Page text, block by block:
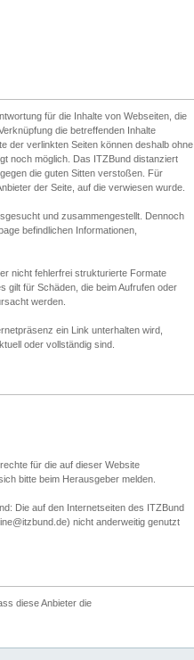
für die Inhalte von Webseiten, die
die betreffenden Inhalte
der verlinkten Seiten können deshalb ohne
noch möglich. Das ITZBund distanziert
die guten Sitten verstoßen. Für
der Seite, auf die verwiesen wurde.
und zusammengestellt. Dennoch
befindlichen Informationen,
nicht fehlerfrei strukturierte Formate
gilt für Schäden, die beim Aufrufen oder
werden.
ein Link unterhalten wird,
oder vollständig sind.
für die auf dieser Website
bitte beim Herausgeber melden.
Die auf den Internetseiten des ITZBund
nicht anderweitig genutzt
diese Anbieter die